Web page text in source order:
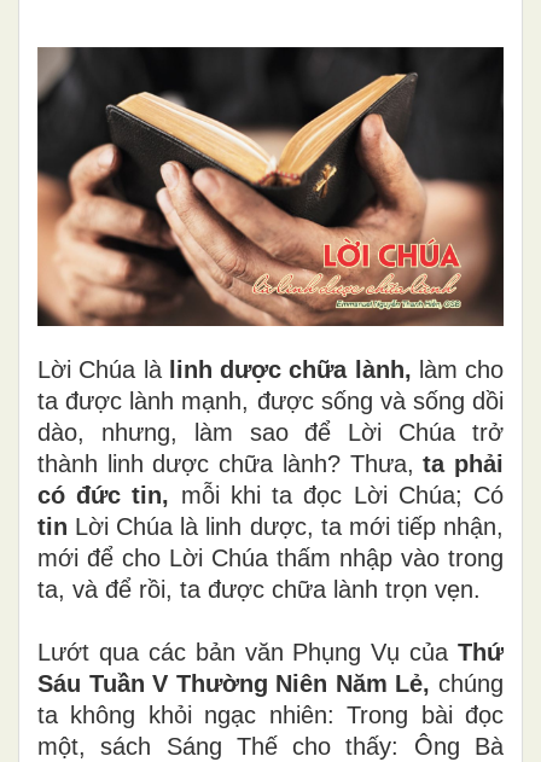
Lời Chúa là linh dược chữa lành, làm cho
ta được lành mạnh, được sống và sống dồi
dào, nhưng, làm sao để Lời Chúa trở
thành linh dược chữa lành? Thưa, ta phải
có đức tin, mỗi khi ta đọc Lời Chúa; Có
tin Lời Chúa là linh dược, ta mới tiếp nhận,
mới để cho Lời Chúa thấm nhập vào trong
ta, và để rồi, ta được chữa lành trọn vẹn.
Lướt qua các bản văn Phụng Vụ của Thứ
Sáu Tuần V Thường Niên Năm Lẻ, chúng
ta không khỏi ngạc nhiên: Trong bài đọc
một, sách Sáng Thế cho thấy: Ông Bà